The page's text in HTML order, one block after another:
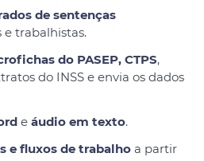
de sentenças
e trabalhistas.
do PASEP, CTPS,
do INSS e envia os dados
e áudio em texto.
e fluxos de trabalhoa partir